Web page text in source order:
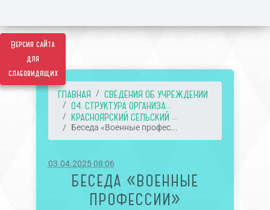
Версия сайта
для
слабовидящих
ГЛАВНАЯ
СВЕДЕНИЯ ОБ УЧРЕЖДЕНИИ
04. СТРУКТУРА ОРГАНИЗА...
КРАСНОЯРСКИЙ СЕЛЬСКИЙ ...
Беседа «Военные профес...
03.04.2025 08:06
БЕСЕДА «ВОЕННЫЕ
ПРОФЕССИИ»